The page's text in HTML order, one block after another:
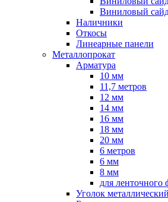
Виниловый
Наличники
Откосы
Линеарные панели
Металлопрокат
Арматура
10 мм
11,7 метров
12 мм
14 мм
16 мм
18 мм
20 мм
6 метров
6 мм
8 мм
для ленточного
Уголок металлический